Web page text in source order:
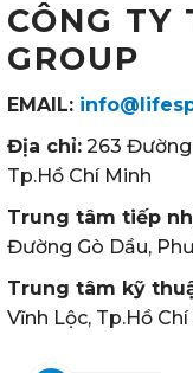
CÔNG TY
GROUP
EMAIL:
Địa chỉ:263 Đường
Tp.Hồ Chí Minh
Trung tâm tiếp
Đường Gò Dầu,
Trung tâm kỹ
Vĩnh Lộc, Tp.Hồ